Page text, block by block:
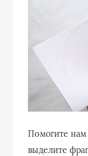
Помогите нам
выделите